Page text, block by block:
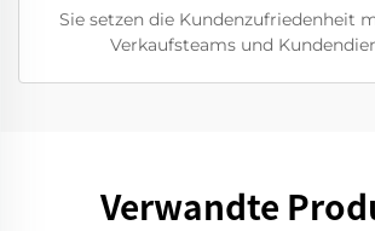
Sie setzen die Kundenzufriedenheit
Verkaufsteams und
Verwandte